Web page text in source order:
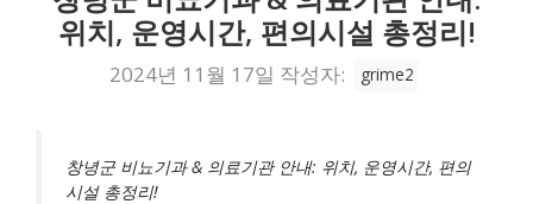
위치, 운영시간, 편의시설 총정리!
2024년 11월 17일 작성자: grime2
창녕군 비뇨기과 & 의료기관 안내: 위치, 운영시간, 편의
시설 총정리!